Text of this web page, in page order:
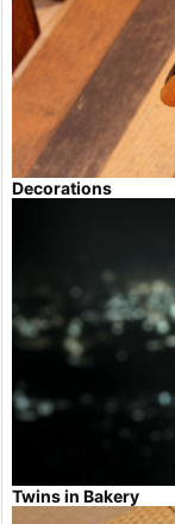
Decorations
Twins in Bakery